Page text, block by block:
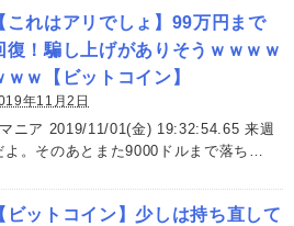
これはアリでしょ】99万円まで
復！騙し上げがありそうｗｗｗｗ
ｗｗ【ビットコイン】
年11月2日
ニア 2019/11/01(金) 19:32:54.65 来週
。そのあとまた9000ドルまで落ち…
ビットコイン】少しは持ち直して